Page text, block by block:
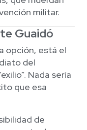
militar.
Guaidó
opción, está el
del
Nada sería
que esa
de